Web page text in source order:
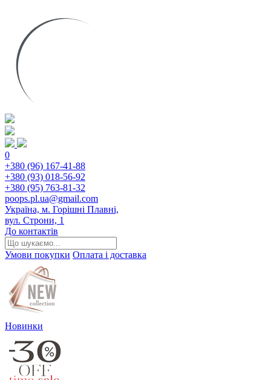
0
+380 (96) 167-41-88
+380 (93) 018-56-92
+380 (95) 763-81-32
poops.pl.ua@gmail.com
Україна, м. Горішні Плавні,
вул. Строни, 1
До контактів
Умови покупки Оплата і доставка
Новинки